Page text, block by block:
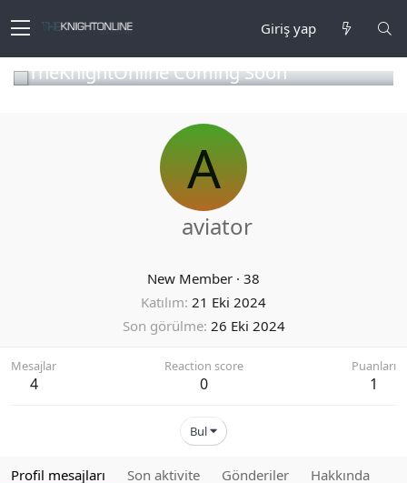
Giriş yap
TheKnightOnline Coming Soon
A
aviator
New Member · 38
Katılım 21 Eki 2024
Son görülme 26 Eki 2024
Mesajlar
4
Reaction score
0
Puanları
1
Bul
Profil mesajları Son aktivite Gönderiler Hakkında